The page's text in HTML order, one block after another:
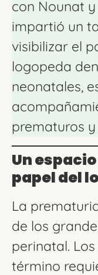
con Nounat
impartió un
visibilizar el
logopeda
neonatales,
prematuros
Un
papel del
La
de los
perinatal.
término